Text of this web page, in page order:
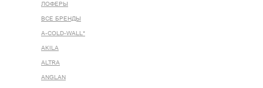
ЛОФЕРЫ
ВСЕ БРЕНДЫ
A-COLD-WALL*
AKILA
ALTRA
ANGLAN